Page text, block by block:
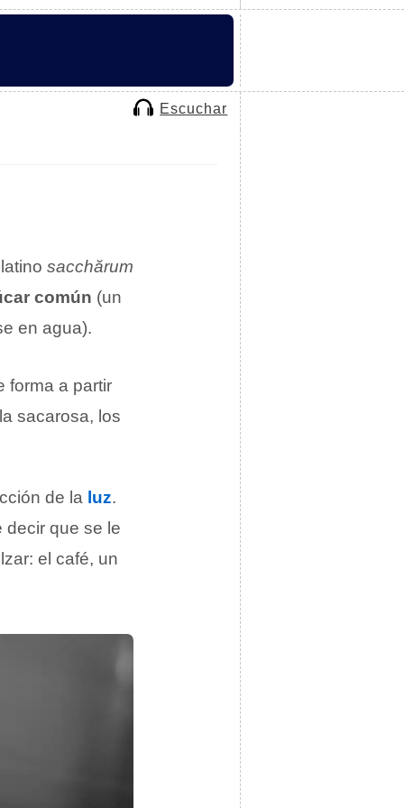
Escuchar
sacchărum
común (un
en agua).
forma a partir
sacarosa, los
de la luz.
que se le
el café, un